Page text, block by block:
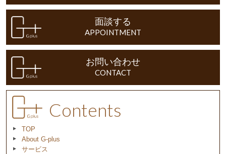
面談する
APPOINTMENT
お問い合わせ
CONTACT
Contents
TOP
About G-plus
サービス